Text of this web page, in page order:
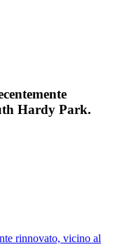
Hardy Park.
rinnovato, vicino al